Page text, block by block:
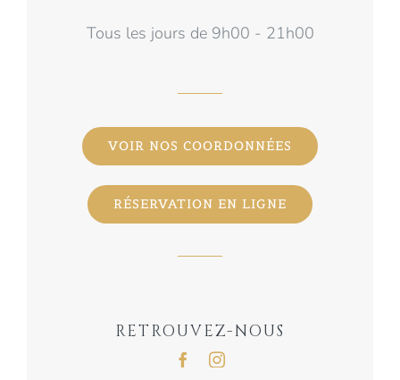
Tous les jours de 9h00 - 21h00
VOIR NOS COORDONNÉES
RÉSERVATION EN LIGNE
RETROUVEZ-NOUS